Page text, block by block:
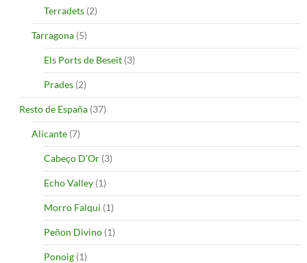
Terradets (2)
Tarragona (5)
Els Ports de Beseit (3)
Prades (2)
Resto de España (37)
Alicante (7)
Cabeço D’Or (3)
Echo Valley (1)
Morro Falqui (1)
Peñon Divino (1)
Ponoig (1)